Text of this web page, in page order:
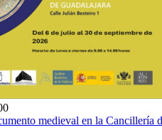
medieval en la Cancillería